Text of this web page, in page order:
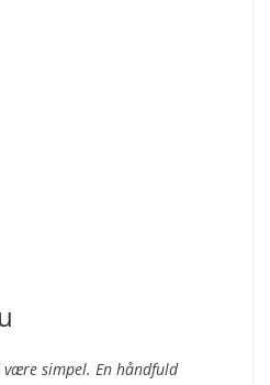
være simpel. En håndfuld